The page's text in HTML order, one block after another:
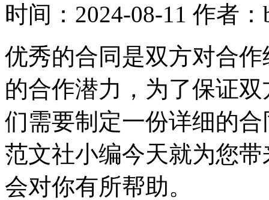
时间：2024-08-11 作者：
优秀的合同是双方对合
的合作潜力，为了保证
们需要制定一份详细的
范文社小编今天就为您
会对你有所帮助。